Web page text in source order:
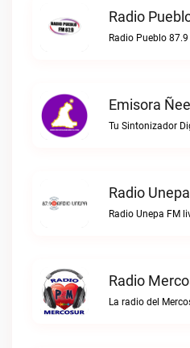
Radio
Radio Pueblo
Emisora
Tu Sintonizador
Radio
Radio Unepa FM
Radio